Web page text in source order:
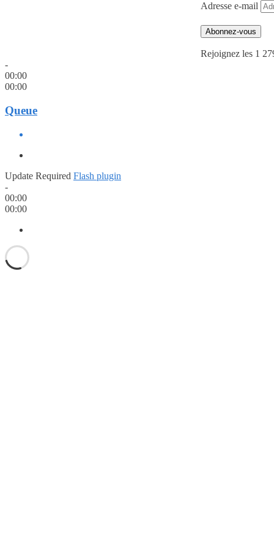
Adresse e-mail
Abonnez-vous
Rejoignez les 1
-
00:00
00:00
Queue
Update Required Flash plugin
-
00:00
00:00